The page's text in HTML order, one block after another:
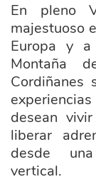
En pleno
majestuoso
Europa y
Montaña
desean
liberar
desde
vertical.